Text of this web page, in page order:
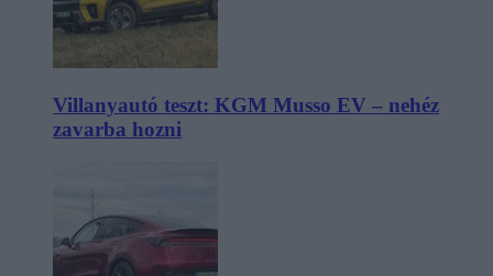
Villanyautó teszt: KGM Musso EV – nehéz
zavarba hozni